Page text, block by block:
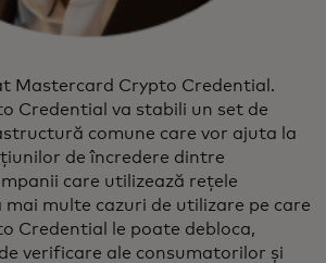
Mastercard Crypto Credential.
Credential va stabili un set de
comune care vor ajuta la
de încredere dintre
care utilizează rețele
mai multe cazuri de utilizare pe care
Credential le poate debloca,
verificare ale consumatorilor și